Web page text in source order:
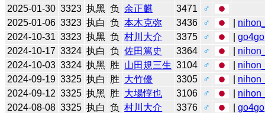
2025-01-30 3323 执黑 负 余正麒 3471
♂
2025-01-06 3323 执白 负 本木克弥 3436 ♂
2024-10-31 3323 执黑 负 村川大介 3375 ♂ |go4go
2024-10-17 3324 执白 负 佐田篤史 3364 ♂
2024-10-03 3324 执黑 胜 山田規三生 3104 ♂
2024-09-19 3325 执白 胜 大竹優 3305 ♂
2024-09-12 3325 执黑 胜 大場惇也 3106 ♂
2024-08-08 3325 执白 负 村川大介 3376 ♂ |go4go